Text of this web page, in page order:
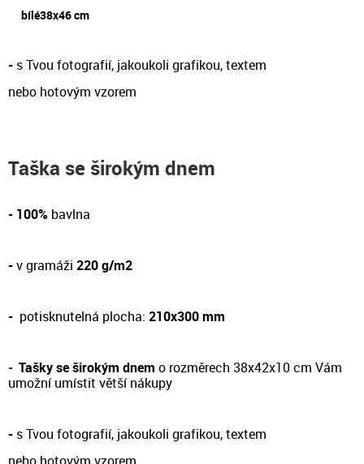
bílé38x46 cm
- s Tvou fotografií, jakoukoli grafikou, textem
nebo hotovým vzorem
Taška se širokým dnem
- 100% bavlna
-v gramáži 220 g/m2
- potisknutelná plocha: 210x300 mm
- Tašky se širokým dnem o rozměrech 38x42x10 cm Vám
umožní umístit větší nákupy
- s Tvou fotografií, jakoukoli grafikou, textem